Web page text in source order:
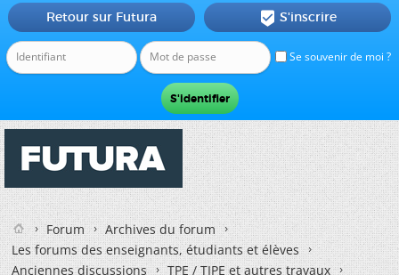
Se souvenir de moi ?
Retour sur Futura  S'inscrire
Forum
Archives du forum
Les forums des enseignants, étudiants et élèves
Anciennes discussions
TPE / TIPE et autres travaux